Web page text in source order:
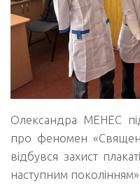
Олександра МЕНЕС
про феномен
відбувся захист
наступним